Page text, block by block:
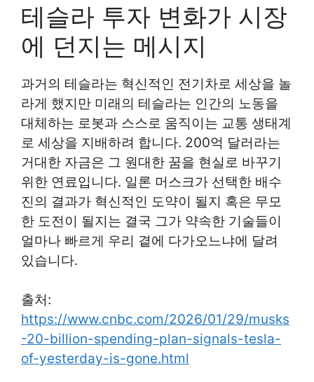
테슬라 투자 변화가 시장
에 던지는 메시지
과거의 테슬라는 혁신적인 전기차로 세상을 놀
라게 했지만 미래의 테슬라는 인간의 노동을
대체하는 로봇과 스스로 움직이는 교통 생태계
로 세상을 지배하려 합니다. 200억 달러라는
거대한 자금은 그 원대한 꿈을 현실로 바꾸기
위한 연료입니다. 일론 머스크가 선택한 배수
진의 결과가 혁신적인 도약이 될지 혹은 무모
한 도전이 될지는 결국 그가 약속한 기술들이
얼마나 빠르게 우리 곁에 다가오느냐에 달려
있습니다.
출처:
https://www.cnbc.com/2026/01/29/musks
-20-billion-spending-plan-signals-tesla-
of-yesterday-is-gone.html